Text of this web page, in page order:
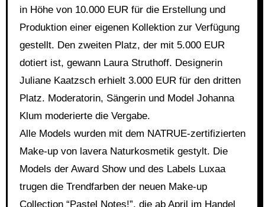
in Höhe von 10.000 EUR für die Erstellung und
Produktion einer eigenen Kollektion zur Verfügung
gestellt. Den zweiten Platz, der mit 5.000 EUR
dotiert ist, gewann Laura Struthoff. Designerin
Juliane Kaatzsch erhielt 3.000 EUR für den dritten
Platz. Moderatorin, Sängerin und Model Johanna
Klum moderierte die Vergabe.
Alle Models wurden mit dem NATRUE-zertifizierten
Make-up von lavera Naturkosmetik gestylt. Die
Models der Award Show und des Labels Luxaa
trugen die Trendfarben der neuen Make-up
Collection “Pastel Notes!”, die ab April im Handel